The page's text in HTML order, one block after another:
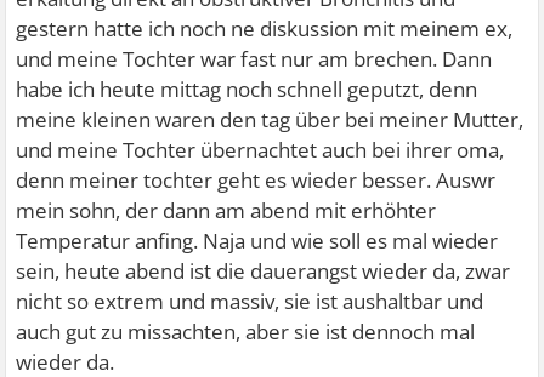
gestern hatte ich noch ne diskussion mit meinem ex,
und meine Tochter war fast nur am brechen. Dann
habe ich heute mittag noch schnell geputzt, denn
meine kleinen waren den tag über bei meiner Mutter,
und meine Tochter übernachtet auch bei ihrer oma,
denn meiner tochter geht es wieder besser. Auswr
mein sohn, der dann am abend mit erhöhter
Temperatur anfing. Naja und wie soll es mal wieder
sein, heute abend ist die dauerangst wieder da, zwar
nicht so extrem und massiv, sie ist aushaltbar und
auch gut zu missachten, aber sie ist dennoch mal
wieder da.